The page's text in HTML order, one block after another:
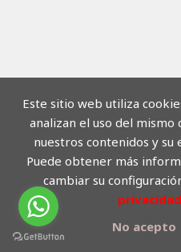
Este sitio web utiliza
analizan el uso del
nuestros contenidos y su
Puede obtener más
cambiar su
No acepto